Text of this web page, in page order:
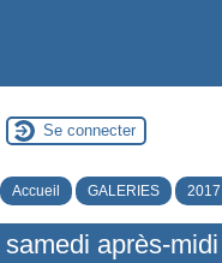
Se connecter
Accueil GALERIES 2017
samedi après-midi